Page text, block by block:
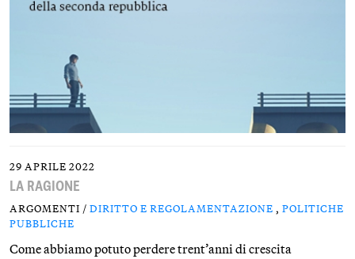
29 APRILE 2022
LA RAGIONE
ARGOMENTI / DIRITTO E REGOLAMENTAZIONE , POLITICHE
PUBBLICHE
Come abbiamo potuto perdere trent’anni di crescita